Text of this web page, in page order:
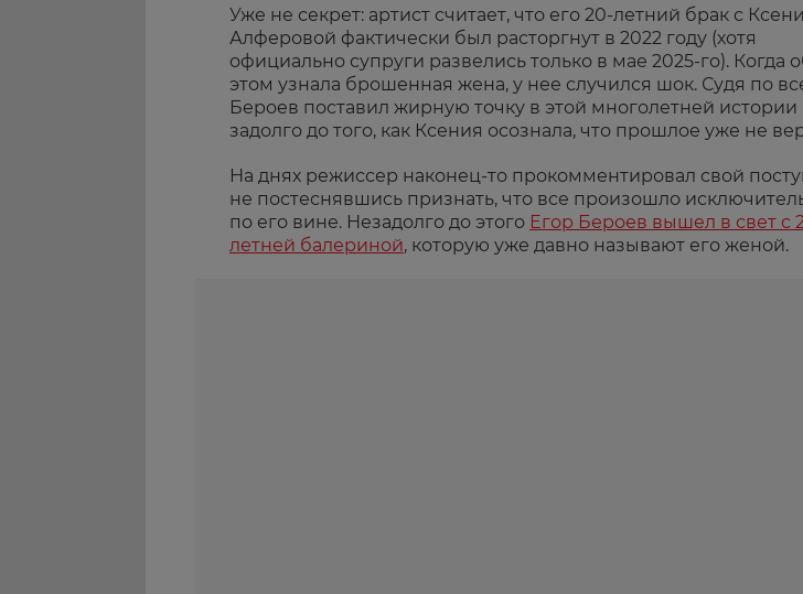
Уже не секрет: артист считает, что его 20-летний брак с
Алферовой фактически был расторгнут в 2022 году (хотя
официально супруги развелись только в мае 2025-го). Когда
этом узнала брошенная жена, у нее случился шок. Судя по
Бероев поставил жирную точку в этой многолетней истории
задолго до того, как Ксения осознала, что прошлое уже не
На днях режиссер наконец-то прокомментировал свой
не постеснявшись признать, что все произошло
по его вине. Незадолго до этого Егор Бероев вышел в свет с
летней балериной, которую уже давно называют его женой.